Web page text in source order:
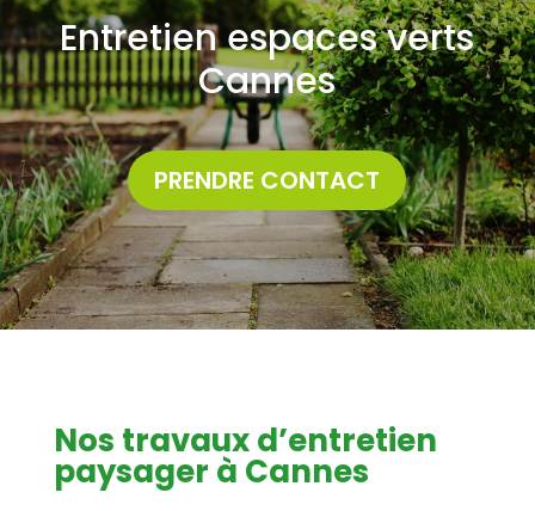
Entretien espaces verts
Cannes
PRENDRE CONTACT
Nos travaux d’entretien
paysager à Cannes